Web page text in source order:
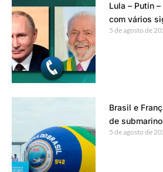
Lula – Putin
com vários
5 de agosto de
Brasil e
de
5 de agosto de